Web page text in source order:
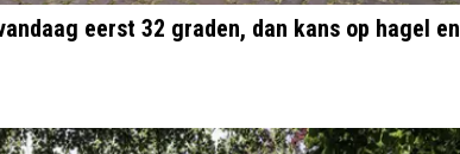
eerst 32 graden, dan kans op hagel en